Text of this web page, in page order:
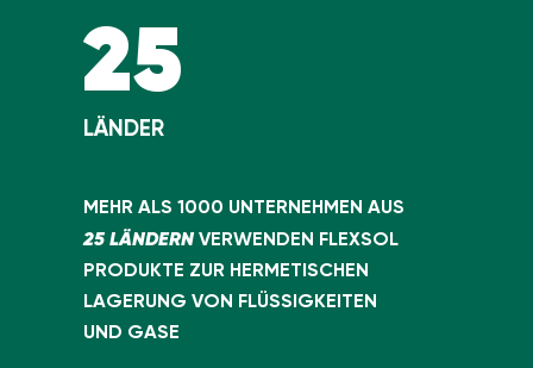
25
LÄNDER
MEHR ALS 1000 UNTERNEHMEN AUS
25 LÄNDERN VERWENDEN FLEXSOL
PRODUKTE ZUR HERMETISCHEN
LAGERUNG VON FLÜSSIGKEITEN
UND GASE